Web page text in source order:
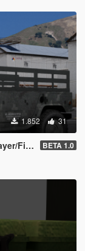
1.852 31
BETA 1.0